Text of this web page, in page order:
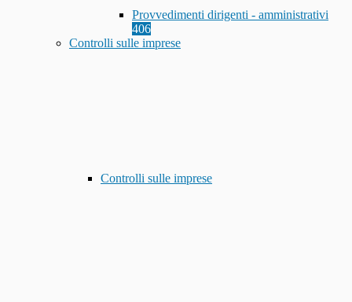
Provvedimenti dirigenti - amministrativi
406
Controlli sulle imprese
Controlli sulle imprese